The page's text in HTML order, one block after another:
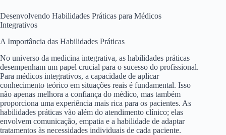
Desenvolvendo Habilidades Práticas para Médicos
Integrativos
A Importância das Habilidades Práticas
No universo da medicina integrativa, as habilidades práticas
desempenham um papel crucial para o sucesso do profissional.
Para médicos integrativos, a capacidade de aplicar
conhecimento teórico em situações reais é fundamental. Isso
não apenas melhora a confiança do médico, mas também
proporciona uma experiência mais rica para os pacientes. As
habilidades práticas vão além do atendimento clínico; elas
envolvem comunicação, empatia e a habilidade de adaptar
tratamentos às necessidades individuais de cada paciente.